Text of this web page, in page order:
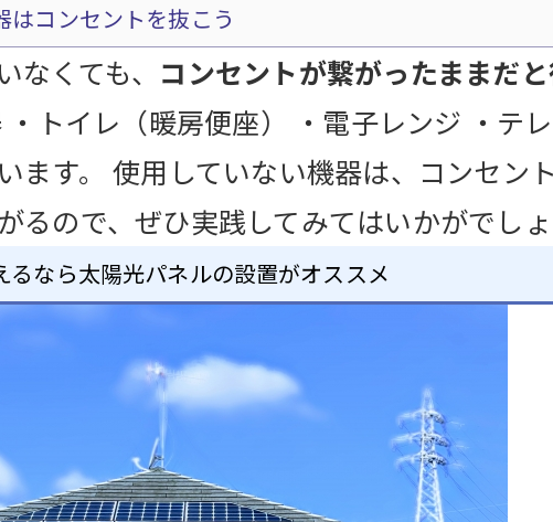
はコンセントを抜こう
なくても、 コンセントが繋がったままだ
・トイレ（暖房便座） ・電子レンジ ・テ
ます。 使用していない機器は、コンセン
るので、ぜひ実践してみてはいかがでし
るなら太陽光パネルの設置がオススメ